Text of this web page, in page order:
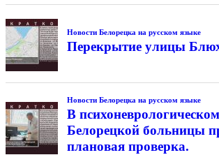
Новости Белорецка на русском языке
Перекрытие улицы
Новости Белорецка на русском языке
В
Белорецкой больницы
плановая проверка.